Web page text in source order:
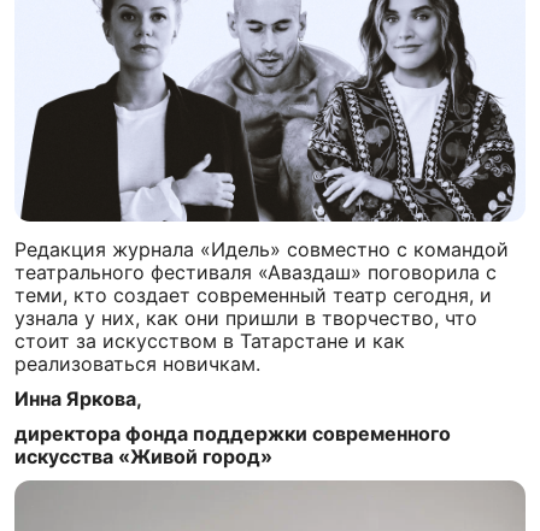
Редакция журнала «Идель» совместно с командой
театрального фестиваля «Аваздаш» поговорила с
теми, кто создает современный театр сегодня, и
узнала у них, как они пришли в творчество, что
стоит за искусством в Татарстане и как
реализоваться новичкам.
Инна Яркова,
директора фонда поддержки современного
искусства «Живой город»